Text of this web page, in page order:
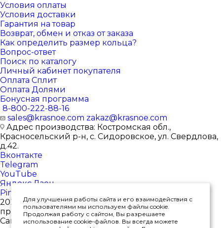
Условия оплаты
Условия доставки
Гарантия на товар
Возврат, обмен и отказ от заказа
Как определить размер кольца?
Вопрос-ответ
Поиск по каталогу
Личный кабинет покупателя
Оплата Сплит
Оплата Долями
Бонусная программа
8-800-222-88-16
sales@krasnoe.com zakaz@krasnoe.com
Адрес производства: Костромская обл.,
Красносельский р-н, с. Сидоровское, ул. Свердлова,
д.42.
Вконтакте
Telegram
YouTube
Яндекс.Дзен
Pinterest
2026 © Интернет-магазин ювелирных изделий от
производителя
Сайт носит исключительно информационный
Для улучшения работы сайта и его взаимодействия с
пользователями мы используем файлы cookie.
Продолжая работу с сайтом, Вы разрешаете
использование cookie-файлов. Вы всегда можете